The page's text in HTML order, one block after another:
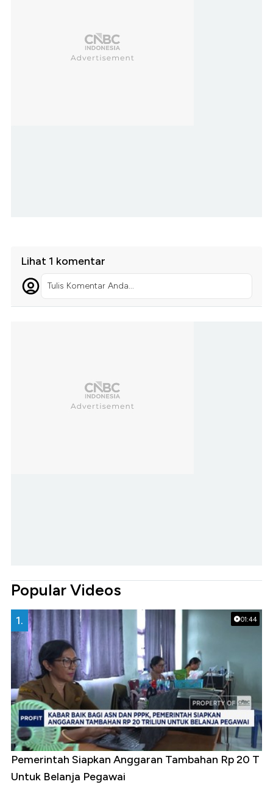
Lihat 1 komentar
Tulis Komentar Anda...
Popular Videos
01:44
1.
Pemerintah Siapkan Anggaran Tambahan Rp 20 T
Untuk Belanja Pegawai